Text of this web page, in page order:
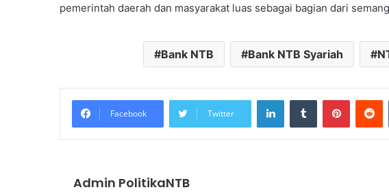
pemerintah daerah dan masyarakat luas sebagai bagian dari
Bank NTB Bank NTB Syariah
Facebook Twitter
LinkedInTumblr Pinterest
Admin PolitikaNTB